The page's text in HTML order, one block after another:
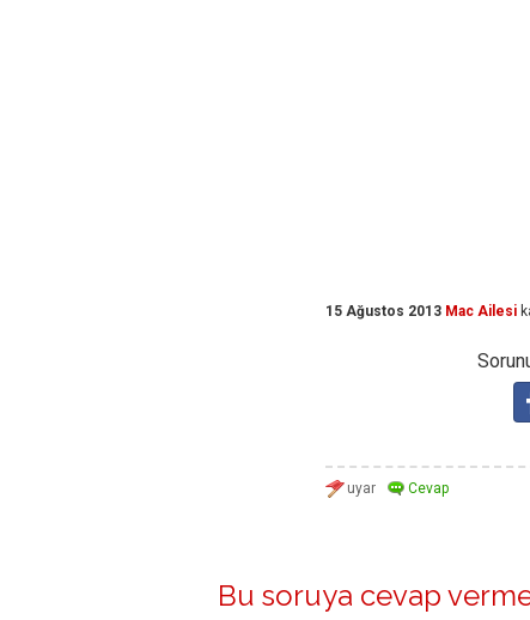
15 Ağustos 2013 Mac Ailesi
Bu soruya cevap